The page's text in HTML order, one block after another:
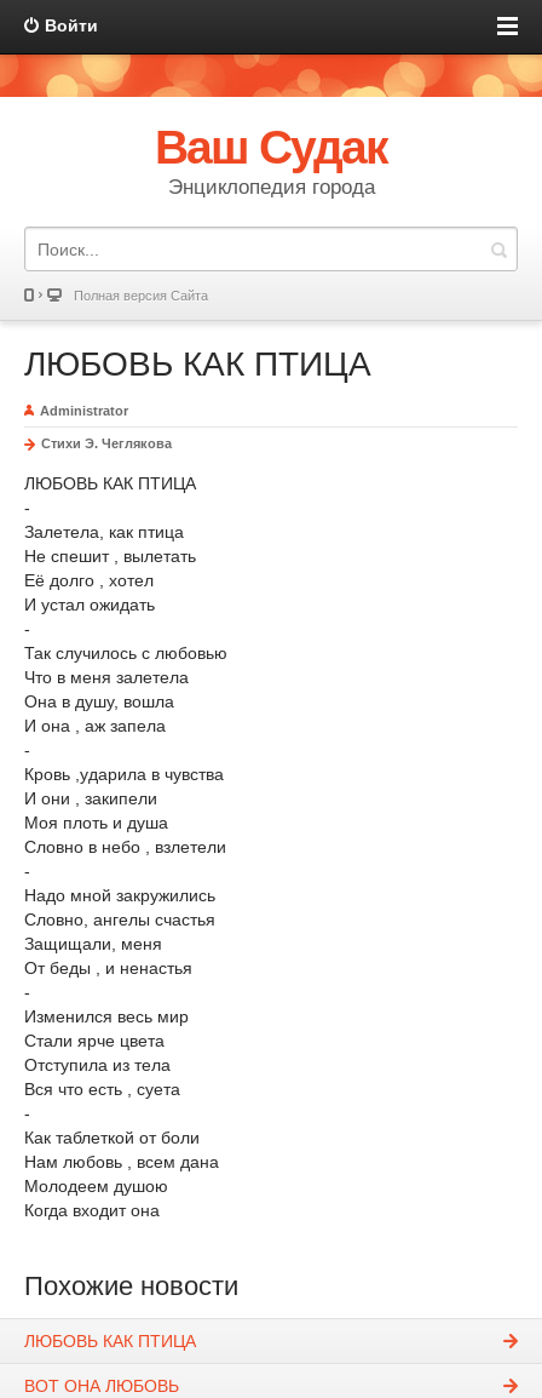
Войти
Ваш Судак
Энциклопедия города
Полная версия Сайта
ЛЮБОВЬ КАК ПТИЦА
Administrator
Стихи Э. Чеглякова
ЛЮБОВЬ КАК ПТИЦА
-
Залетела, как птица
Не спешит , вылетать
Её долго , хотел
И устал ожидать
-
Так случилось с любовью
Что в меня залетела
Она в душу, вошла
И она , аж запела
-
Кровь ,ударила в чувства
И они , закипели
Моя плоть и душа
Словно в небо , взлетели
-
Надо мной закружились
Словно, ангелы счастья
Защищали, меня
От беды , и ненастья
-
Изменился весь мир
Стали ярче цвета
Отступила из тела
Вся что есть , суета
-
Как таблеткой от боли
Нам любовь , всем дана
Молодеем душою
Когда входит она
Похожие новости
ЛЮБОВЬ КАК ПТИЦА
ВОТ ОНА ЛЮБОВЬ